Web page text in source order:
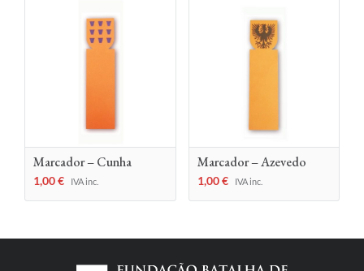
Marcador – Cunha
1,00€ IVA inc.
Marcador – Azevedo
1,00€ IVA inc.